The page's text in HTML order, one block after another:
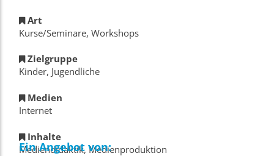
Art
Kurse/Seminare, Workshops
Zielgruppe
Kinder, Jugendliche
Medien
Internet
Inhalte
Mediendidaktik, Medienproduktion
Ein Angebot von: